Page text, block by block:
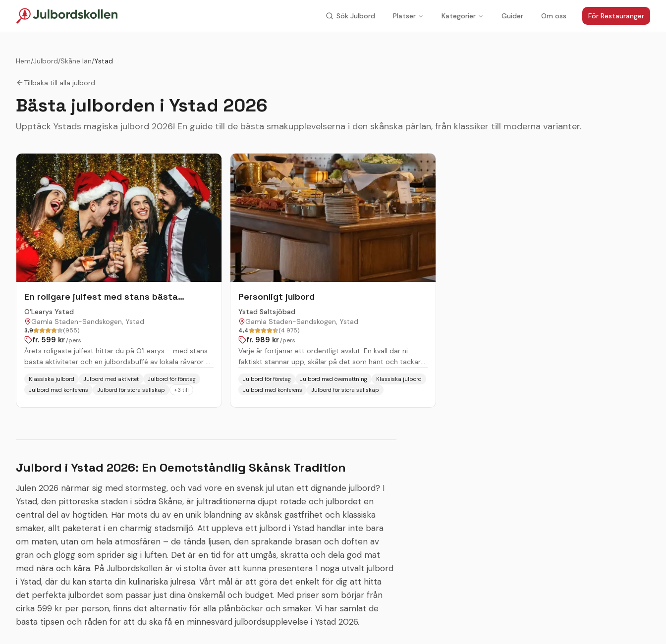
Sök Julbord Platser Kategorier Guider Om oss För Restauranger
Hem/Julbord/Skåne län/Ystad
Tillbaka till alla julbord
Bästa julborden i Ystad 2026
Upptäck Ystads magiska julbord 2026! En guide till de bästa smakupplevelserna i den skånska pärlan, från klassiker till moderna varianter.
En roligare julfest med stans bästa
aktiviteter!
O'Learys Ystad
Gamla Staden-Sandskogen, Ystad
3,9 (955)
fr. 599 kr/pers
Årets roligaste julfest hittar du på O’Learys – med stans
bästa aktiviteter och en julbordsbuffé av lokala råvaror 🎄
välsmakande 3-rätters meny med några av stans bästa
aktiviteter – allt för att skapa en riktigt minnesvärd kväll.
Utmana kollegorna i bowling eller shuffleboard, testa
Torsdagar: Musikquiz Julspecial 🎶 Varje torsdag kl 19:00
Jul 🎅 Ett fartfyllt och roligt musikäventyr där alla kan
vara med, gammal som ung! Boka 3-rätters: Utöver vårt
julbord har ni möjlighet att boka er julfest hos oss på
valfritt datum. Njut av en välsmakande 3-rätters meny
och kombinera kvällen med våra roliga aktiviteter för en
komplett och minnesvärd upplevelse!
Klassiska julbord Julbord med aktivitet
Julbord för företag
Julbord med konferens
Julbord för stora sällskap +3 till
Personligt julbord
Ystad Saltsjöbad
Gamla Staden-Sandskogen, Ystad
4,4 (4 975)
fr. 989 kr/pers
Varje år förtjänar ett ordentligt avslut. En kväll där ni
faktiskt stannar upp, skålar på det som hänt och tackar
är bra av helt olika anledningar. Julfest på Ystad
Saltsjöbad Vissa kvällar vill man ha tal, prisutdelning och
dans långt in på natten. Andra gånger räcker det gott
sällskap kring ett traditionellt julbord. Berätta hur ni vill
Julbord för företag Julbord med övernattning
Klassiska julbord
Julbord med konferens
Julbord för stora sällskap
Julbord i Ystad 2026: En Oemotståndlig Skånsk Tradition
Julen 2026 närmar sig med stormsteg, och vad vore en svensk jul utan ett dignande julbord? I
Ystad, den pittoreska staden i södra Skåne, är jultraditionerna djupt rotade och julbordet en
central del av högtiden. Här möts du av en unik blandning av skånsk gästfrihet och klassiska
smaker, allt paketerat i en charmig stadsmiljö. Att uppleva ett julbord i Ystad handlar inte bara
om maten, utan om hela atmosfären – de tända ljusen, den sprakande brasan och doften av
gran och glögg som sprider sig i luften. Det är en tid för att umgås, skratta och dela god mat
med nära och kära. På Julbordskollen är vi stolta över att kunna presentera 1 noga utvalt julbord
i Ystad, där du kan starta din kulinariska julresa. Vårt mål är att göra det enkelt för dig att hitta
det perfekta julbordet som passar just dina önskemål och budget. Med priser som börjar från
cirka 599 kr per person, finns det alternativ för alla plånböcker och smaker. Vi har samlat de
bästa tipsen och råden för att du ska få en minnesvärd julbordsupplevelse i Ystad 2026.